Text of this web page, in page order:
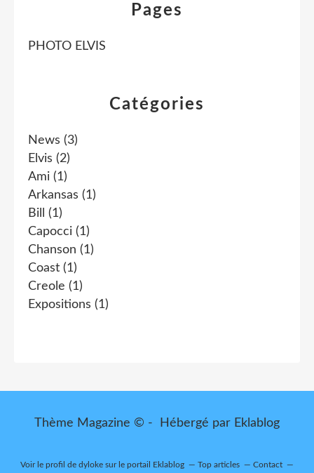
Catégories
News (3)
Elvis (2)
Ami (1)
Arkansas (1)
Bill
(1)
Capocci (1)
Chanson (1)
Coast (1)
Creole (1)
Expositions (1)
Pages
PHOTO ELVIS
Thème Magazine © - Hébergé par Eklablog
Voir le profil de dyloke sur le portail Eklablog Top articles Contact